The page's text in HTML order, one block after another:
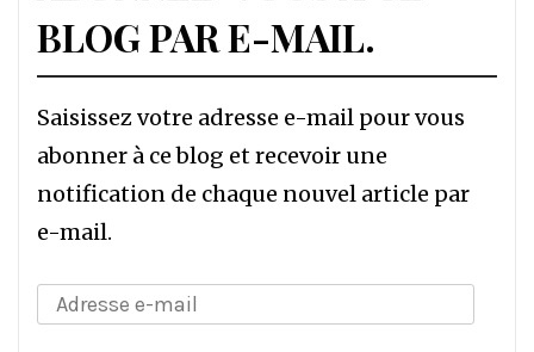
BLOG PAR E-MAIL.
Saisissez votre adresse e-mail pour vous
abonner à ce blog et recevoir une
notification de chaque nouvel article par
e-mail.
Adresse